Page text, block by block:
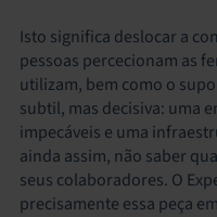
Isto significa deslocar a
pessoas percecionam as
utilizam, bem como o
subtil, mas decisiva: uma
impecáveis e uma
ainda assim, não saber
seus colaboradores. O
precisamente essa peça